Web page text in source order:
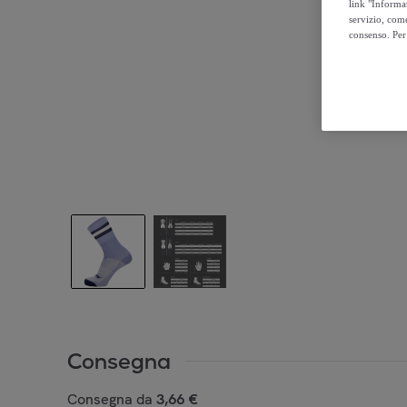
Consegna
Consegna da 3,66 €
link
servizio,
consenso.